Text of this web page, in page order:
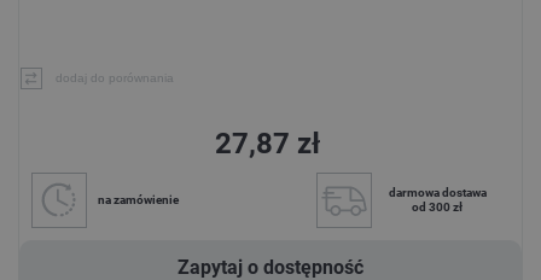
dodaj do porównania
27,87 zł
na zamówienie
darmowa dostawa
od 300 zł
Zapytaj o dostępność